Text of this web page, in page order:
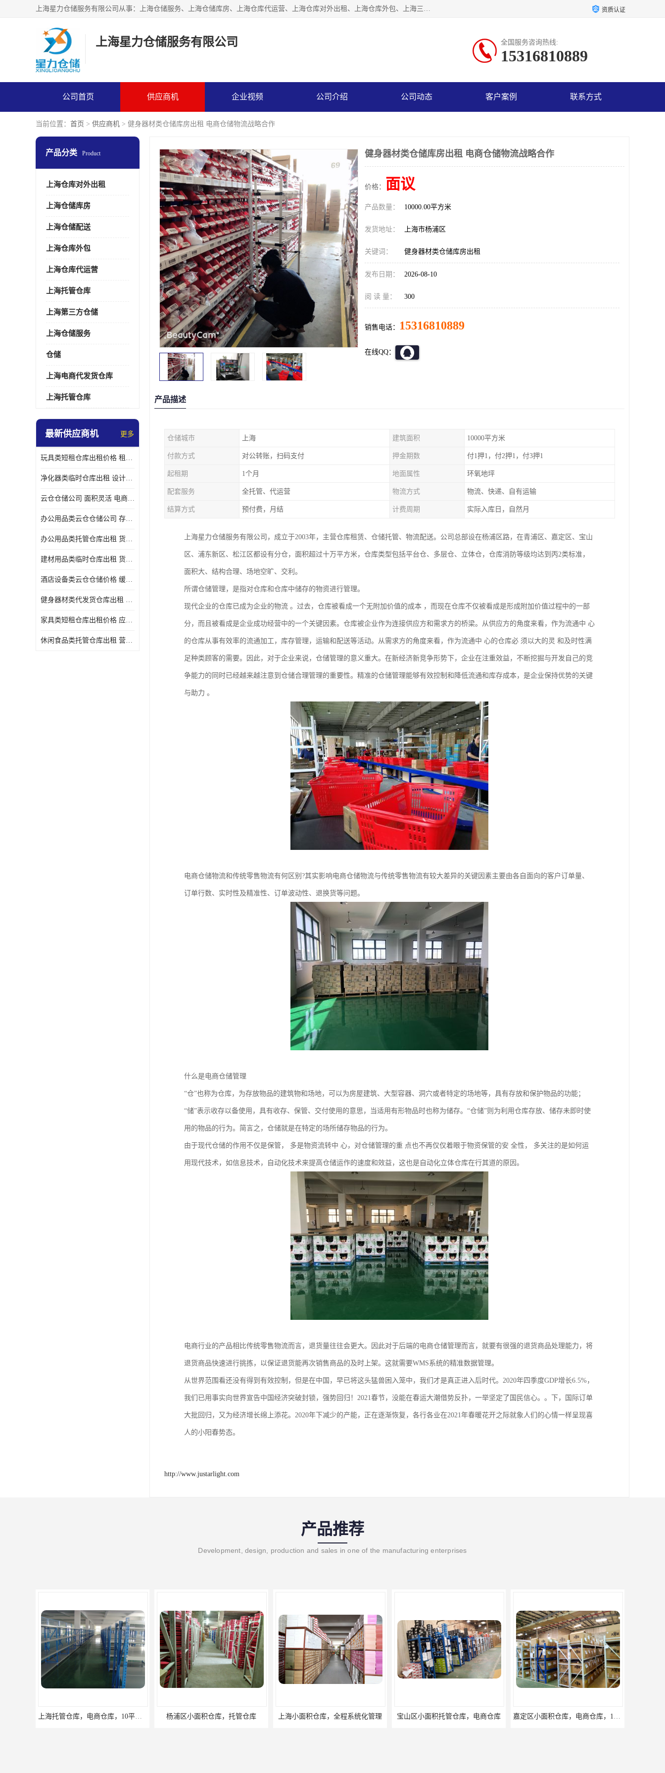
上海星力仓储服务有限公司从事：上海仓储服务、上海仓储库房、上海仓库代运营、上海仓库对外出租、上海仓库外包、上海三方仓储、上海电商仓储代发、上海电商代发货仓库、上海托管仓库、上海仓储配送。上海星力仓储服务有限公司现在拥有100个分仓、10万余平方的标准库房，精炼员工几百名，与几千家客户合作，公司已跻身上海仓储行业前列。欢迎来电咨询！ 资质认证
上海星力仓储服务有限公司 全国服务咨询热线:
15316810889
公司首页 供应商机 企业视频 公司介绍 公司动态 客户案例 联系方式
当前位置： 首页 > 供应商机 > 健身器材类仓储库房出租 电商仓储物流战略合作
产品分类 Product
上海仓库对外出租
上海仓储库房
上海仓储配送
上海仓库外包
上海仓库代运营
上海托管仓库
上海第三方仓储
上海仓储服务
仓储
上海电商代发货仓库
上海托管仓库
最新供应商机 更多
玩具类短租仓库出租价格 租期灵活 智能电商配套
净化器类临时仓库出租 设计简单 电商仓储物流战略合作
云仓仓储公司 面积灵活 电商仓储物流战略合作
办公用品类云仓仓储公司 存货周转很快 电商仓储物流战略整合
办公用品类托管仓库出租 货物装卸方便 电商仓储物流战略合作
建材用品类临时仓库出租 货物装卸方便 仓储供应链配套
酒店设备类云仓仓储价格 缓解企业储存压力 智能电商配套
健身器材类代发货仓库出租 租期灵活 新媒体平台配套
家具类短租仓库出租价格 应用广泛 智能电商配套
休闲食品类托管仓库出租 营造良好环境氛围 垂直电商配套
健身器材类仓储库房出租 电商仓储物流战略合作
价格： 面议
产品数量： 10000.00平方米
发货地址： 上海市杨浦区
关键词： 健身器材类仓储库房出租
发布日期： 2026-08-10
阅 读 量： 300
销售电话： 15316810889
在线QQ：
产品描述
仓储城市 上海 建筑面积 10000平方米
付款方式 对公转账，扫码支付 押金期数 付1押1，付2押1，付3押1
起租期 1个月 地面属性 环氧地坪
配套服务 全托管、代运营 物流方式 物流、快递、自有运输
结算方式 预付费，月结 计费周期 实际入库日，自然月
上海星力仓储服务有限公司，成立于2003年，主营仓库租赁、仓储托管、物流配送。公司总部设在杨浦区路，在青浦区、嘉定区、宝山
区、浦东新区、松江区都设有分仓，面积超过十万平方米，仓库类型包括平台仓、多层仓、立体仓，仓库消防等级均达到丙2类标准，
面积大、结构合理、场地空旷、交利。
所谓仓储管理，是指对仓库和仓库中储存的物资进行管理。
现代企业的仓库已成为企业的物流 。过去，仓库被看成一个无附加价值的成本 ，而现在仓库不仅被看成是形成附加价值过程中的一部
分，而且被看成是企业成功经营中的一个关键因素。仓库被企业作为连接供应方和需求方的桥梁。从供应方的角度来看，作为流通中 心
的仓库从事有效率的流通加工，库存管理，运输和配送等活动。从需求方的角度来看，作为流通中 心的仓库必 须以大的灵 和及时性满
足种类顾客的需要。因此，对于企业来说，仓储管理的意义重大。在新经济新竞争形势下，企业在注重效益，不断挖掘与开发自己的竞
争能力的同时已经越来越注意到仓储合理管理的重要性。精准的仓储管理能够有效控制和降低流通和库存成本，是企业保持优势的关键
与助力 。
电商仓储物流和传统零售物流有何区别?其实影响电商仓储物流与传统零售物流有较大差异的关键因素主要由各自面向的客户订单量、
订单行数、实时性及精准性、订单波动性、退换货等问题。
什么是电商仓储管理
“仓”也称为仓库，为存放物品的建筑物和场地，可以为房屋建筑、大型容器、洞穴或者特定的场地等，具有存放和保护物品的功能；
“储”表示收存以备使用，具有收存、保管、交付使用的意思，当适用有形物品时也称为储存。“仓储”则为利用仓库存放、储存未即时使
用的物品的行为。简言之，仓储就是在特定的场所储存物品的行为。
由于现代仓储的作用不仅是保管， 多是物资流转中 心，对仓储管理的重 点也不再仅仅着眼于物资保管的安 全性， 多关注的是如何运
用现代技术，如信息技术，自动化技术来提高仓储运作的速度和效益，这也是自动化立体仓库在行其道的原因。
电商行业的产品相比传统零售物流而言，退货量往往会更大。因此对于后端的电商仓储管理而言，就要有很强的退货商品处理能力，将
退货商品快速进行挑拣，以保证退货能再次销售商品的及时上架。这就需要WMS系统的精准数据管理。
从世界范围看还没有得到有效控制，但是在中国，早已将这头猛兽困入笼中，我们才是真正进入后时代。2020年四季度GDP增长6.5%，
我们已用事实向世界宣告中国经济突破封锁，强势回归！2021春节，没能在春运大潮借势反扑，一举坚定了国民信心。。下，国际订单
大批回归，又为经济增长绵上添花。2020年下减少的产能，正在逐渐恢复，各行各业在2021年春暖花开之际就象人们的心情一样呈现喜
人的小阳春势态。
http://www.justarlight.com
产品推荐
Development, design, production and sales in one of the manufacturing enterprises
杨浦区小面积仓库，托管仓库 上海小面积仓库，全程系统化管理 宝山区小面积托管仓库，电商仓库 嘉定区小面积仓库，电商仓库，10平起租 浦东新区小面积仓库，电商托管仓库